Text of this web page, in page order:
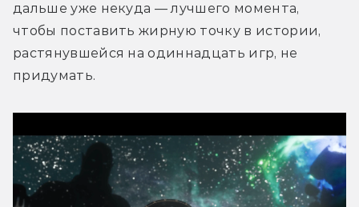
дальше уже некуда — лучшего момента,
чтобы поставить жирную точку в истории,
растянувшейся на одиннадцать игр, не
придумать.